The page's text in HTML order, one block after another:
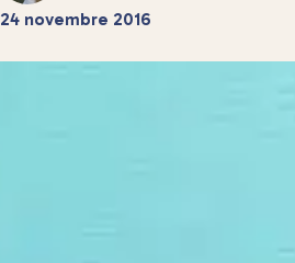
24 novembre 2016